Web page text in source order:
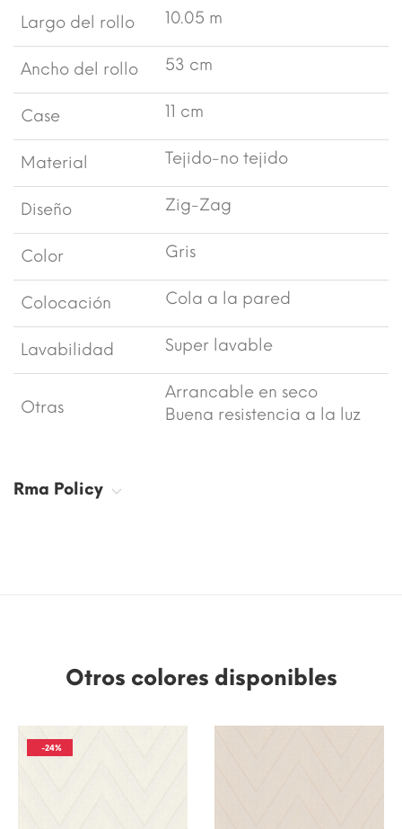
Largo del rollo 10.05 m
Ancho del rollo 53 cm
Case 11 cm
Material Tejido-no tejido
Diseño Zig-Zag
Color Gris
Colocación Cola a la pared
Lavabilidad Super lavable
Otras
Arrancable en seco
Buena resistencia a la luz
Rma Policy
Otros colores disponibles
-24%